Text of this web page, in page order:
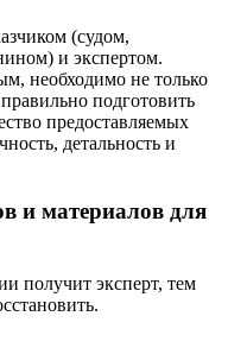
(судом,
и экспертом.
необходимо не только
подготовить
предоставляемых
детальность и
и материалов для
получит эксперт, тем